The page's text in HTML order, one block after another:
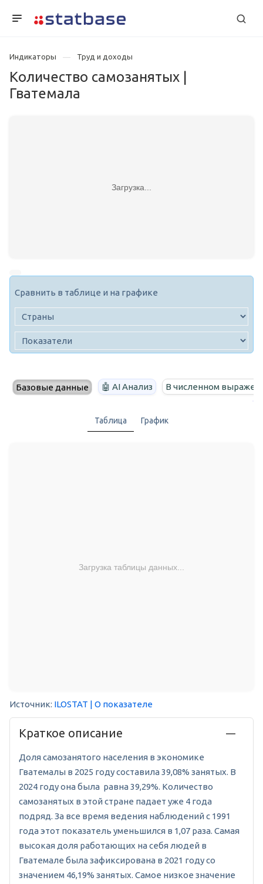
Индикаторы Труд и доходы
Количество самозанятых |
Гватемала
Загрузка...
Сравнить в таблице и на графике
Базовые данные 🤖 AI Анализ В численном
Таблица График
Загрузка таблицы данных...
Источник: ILOSTAT | О показателе
Краткое описание
Доля самозанятого населения в экономике
Гватемалы в 2025 году составила 39,08% занятых. В
2024 году она была равна 39,29%. Количество
самозанятых в этой стране падает уже 4 года
подряд. За все время ведения наблюдений с 1991
года этот показатель уменьшился в 1,07 раза. Самая
высокая доля работающих на себя людей в
Гватемале была зафиксирована в 2021 году со
значением 46,19% занятых. Самое низкое значение